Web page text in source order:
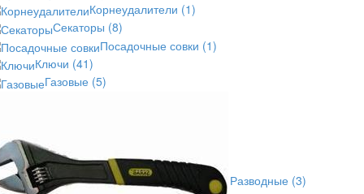
Корнеудалители (1)
Секаторы (8)
Посадочные совки (1)
Ключи (41)
Газовые (5)
Разводные (3)